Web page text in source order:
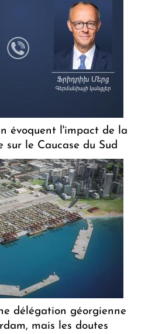
évoquent l'impact de la
sur le Caucase du Sud
délégation géorgienne
mais les doutes